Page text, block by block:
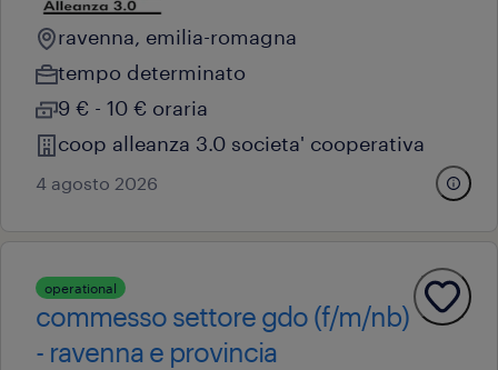
ravenna, emilia-romagna
tempo determinato
9 € - 10 € oraria
coop alleanza 3.0 societa' cooperativa
4 agosto 2026
operational
commesso settore gdo (f/m/nb)
- ravenna e provincia